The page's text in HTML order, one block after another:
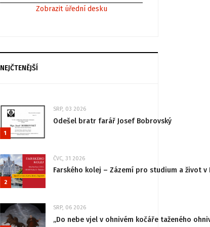
Zobrazit úřední desku
NEJČTENĚJŠÍ
1
SRP, 03 2026
Odešel bratr farář Josef Bobrovský
2
ČVC, 31 2026
Farského kolej – Zázemí pro studium a život v
SRP, 06 2026
„Do nebe vjel v ohnivém kočáře taženého